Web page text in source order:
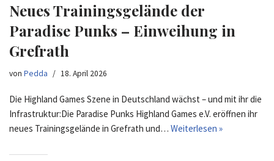
Neues Trainingsgelände der
Paradise Punks – Einweihung in
Grefrath
von Pedda 18. April 2026
Die Highland Games Szene in Deutschland wächst – und mit ihr die
Infrastruktur:Die Paradise Punks Highland Games e.V. eröffnen ihr
neues Trainingsgelände in Grefrath und… Weiterlesen »